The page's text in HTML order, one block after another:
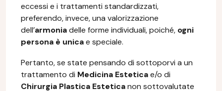
eccessi e i trattamenti standardizzati,
preferendo, invece, una valorizzazione
dell’armoniadelle forme individuali, poiché, ogni
persona è unicae speciale.
Pertanto, se state pensando di sottoporvi a un
trattamento di Medicina Esteticae/o di
Chirurgia Plastica Esteticanon sottovalutate